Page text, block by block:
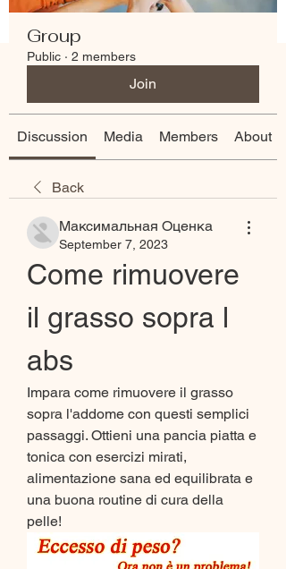
Group
Public · 2 members
Join
Discussion Media Members About
Back
Максимальная Оценка
September 7, 2023
Come rimuovere
il grasso sopra l
abs
Impara come rimuovere il grasso
sopra l'addome con questi semplici
passaggi. Ottieni una pancia piatta e
tonica con esercizi mirati,
alimentazione sana ed equilibrata e
una buona routine di cura della
pelle!